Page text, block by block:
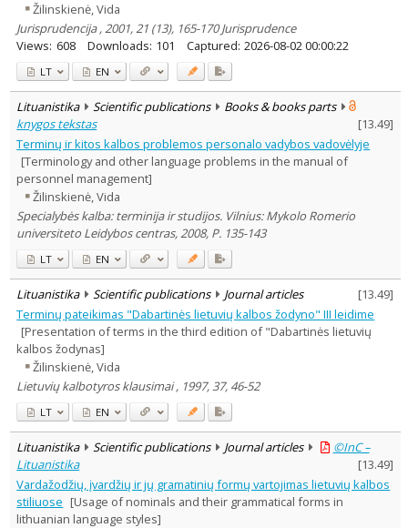
Žilinskienė, Vida
Jurisprudencija , 2001, 21 (13), 165-170 Jurisprudence
Views: 608 Downloads: 101 Captured: 2026-08-02 00:00:22
LT EN
Lituanistika Scientific publications
Books & books parts
knygos tekstas
[13.49]
Terminų ir kitos kalbos problemos personalo vadybos vadovėlyje
[Terminology and other language problems in the manual of
personnel management]
Žilinskienė, Vida
Specialybės kalba: terminija ir studijos. Vilnius: Mykolo Romerio
universiteto Leidybos centras, 2008, P. 135-143
LT EN
Lituanistika Scientific publications Journal articles [13.49]
Terminų pateikimas "Dabartinės lietuvių kalbos žodyno" III leidime
[Presentation of terms in the third edition of "Dabartinės lietuvių
kalbos žodynas]
Žilinskienė, Vida
Lietuvių kalbotyros klausimai , 1997, 37, 46-52
LT EN
Lituanistika Scientific publications Journal articles
©InC –
Lituanistika
[13.49]
Vardažodžių, įvardžių ir jų gramatinių formų vartojimas lietuvių kalbos
stiliuose [Usage of nominals and their grammatical forms in
lithuanian language styles]